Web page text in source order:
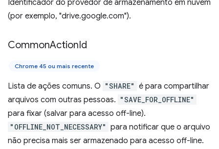
Identificador do provedor de armazenamento em nuvem
(por exemplo, "drive.google.com").
CommonActionId
Chrome 45 ou mais recente
Lista de ações comuns. O "SHARE" é para compartilhar
arquivos com outras pessoas. "SAVE_FOR_OFFLINE"
para fixar (salvar para acesso off-line).
"OFFLINE_NOT_NECESSARY" para notificar que o arquivo
não precisa mais ser armazenado para acesso off-line.